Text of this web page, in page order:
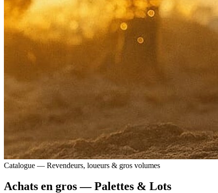
Catalogue — Revendeurs, loueurs & gros volumes
Achats en gros — Palettes & Lots